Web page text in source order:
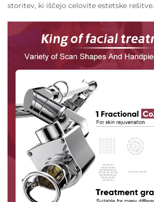
storitev, ki iščejo celovite estetske rešitve.